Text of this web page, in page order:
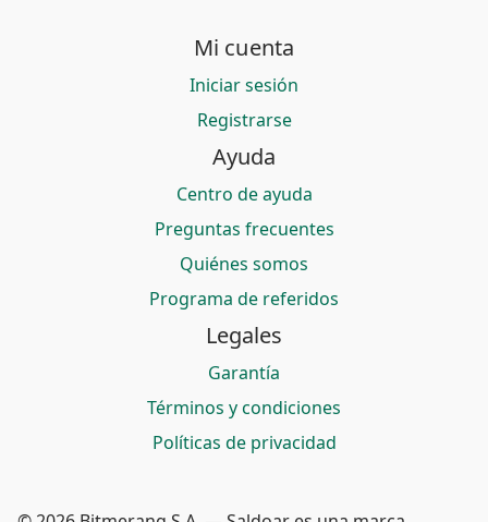
Mi cuenta
Iniciar sesión
Registrarse
Ayuda
Centro de ayuda
Preguntas frecuentes
Quiénes somos
Programa de referidos
Legales
Garantía
Términos y condiciones
Políticas de privacidad